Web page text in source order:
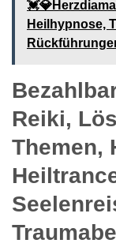
Heilhypnose,
Reiki,
Themen,